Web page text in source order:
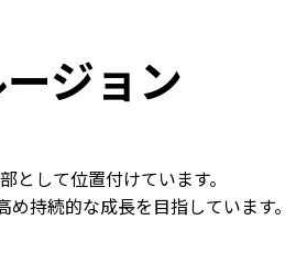
ジョン
として位置付けています。
持続的な成長を目指しています。